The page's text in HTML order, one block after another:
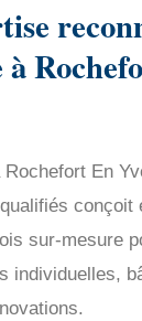
En
conçoit
sur-mesure
individuelles,